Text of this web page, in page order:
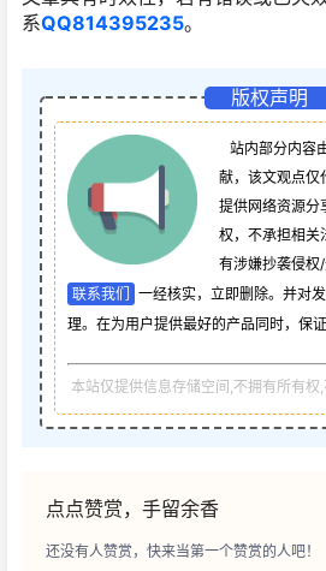
系QQ814395235。
版权声明
站内部分内容
献，该文观点仅
提供网络资源分
权，不承担相关
有涉嫌抄袭侵权
联系我们
一经核实，立即删除。并对
理。在为用户提供最好的产品同时，保
本站仅提供信息存储空间,不拥有所有权,
点点赞赏，手留余香
还没有人赞赏，快来当第一个赞赏的人吧！